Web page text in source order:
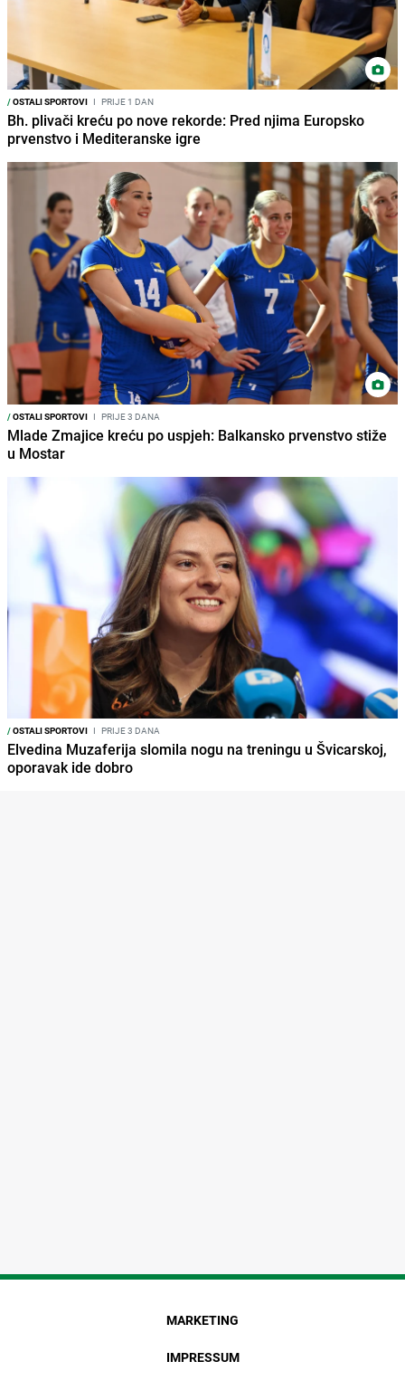
/OSTALI SPORTOVI I PRIJE 1 DAN
Bh. plivači kreću po nove rekorde: Pred njima Europsko
prvenstvo i Mediteranske igre
/OSTALI SPORTOVI I PRIJE 3 DANA
Mlade Zmajice kreću po uspjeh: Balkansko prvenstvo stiže
u Mostar
/OSTALI SPORTOVI I PRIJE 3 DANA
Elvedina Muzaferija slomila nogu na treningu u Švicarskoj,
oporavak ide dobro
MARKETING
IMPRESSUM